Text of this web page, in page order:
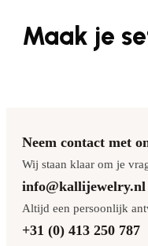
Maak je
Neem contact met
Wij staan klaar om je
info@kallijewelry.nl
Altijd een persoonlijk
+31 (0) 413 250 787